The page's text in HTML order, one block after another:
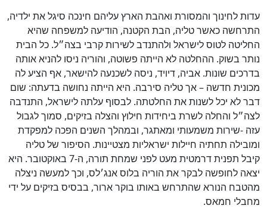
עדות לחינוך והמסורת ואהבת הארץ עליהם חינכה סיגל את ילדיה,
התרחשה כאשר טליה, הבת הקטנה, הודיעה למשפחה שהיא
החליטה לטוס לישראל ולהתנדב לשירות קרבי בצה״ל. כל הבית
נותר בשוק. ההחלטה לא הייתה פשוטה, והוריה ניסו להניא אותה
בדרכים שונות. אביה, דיויד, ניסה לשכנעה להישאר, אף הציע לה
מכונית חדשה – אך טליה סירבה. היא הייתה נחושה בדעתה: שום
דבר לא יכל לשנות את החלטתה. לבסוף עלתה לישראל, התנדבה
לצה״ל והחלה לשרת ביחידות חילוץ והצלה בזיקים, סמוך לגבול
עזה -שירות משמעותי ומאתגר, ובמהלך השנים הפכה למפקדת
ומובילה תחתיה חיילות ישראליות מצטיינות. הסיפור של טליה
קיבל תפנית דרמטית מעט לפני שמחת תורה, ה-7 באוקטובר. היא
יצאה לחופשה לבקר את הוריה בלוס אנג׳לס, וכך למעשה ניצלה
מהטבח הנורא שהתרחש באותו בוקר ארור, בבסיס בזיקים על ידי
מחבלי חמאס.